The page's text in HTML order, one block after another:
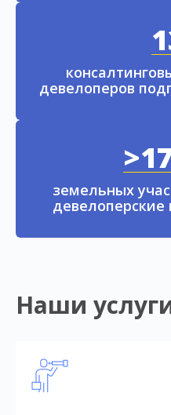
девелоперов
земельных
девелоперские
Наши